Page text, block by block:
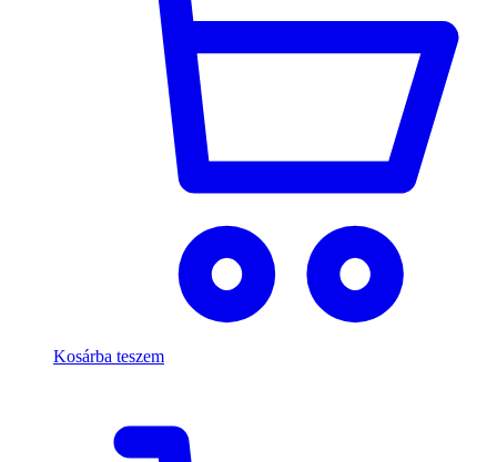
Kosárba teszem